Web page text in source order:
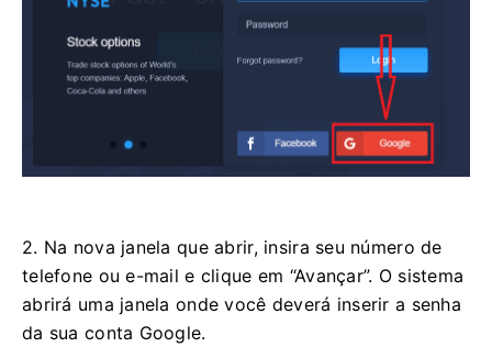
2. Na nova janela que abrir, insira seu número de
telefone ou e-mail e clique em “Avançar”. O sistema
abrirá uma janela onde você deverá inserir a senha
da sua conta Google.